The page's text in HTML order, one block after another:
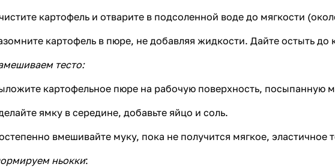
картофель и отварите в подсоленной воде до мягкости
картофель в пюре, не добавляя жидкости. Дайте остыть
тесто:
картофельное пюре на рабочую поверхность, посыпанную
ямку в середине, добавьте яйцо и соль.
вмешивайте муку, пока не получится мягкое,
ньокки: